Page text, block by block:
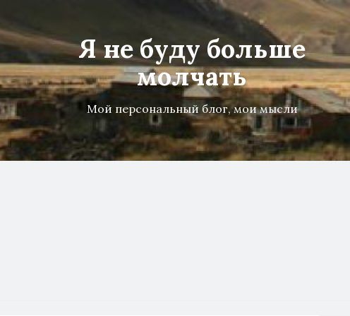
Я не буду больше
молчать
Мой персональный блог, мои мысли